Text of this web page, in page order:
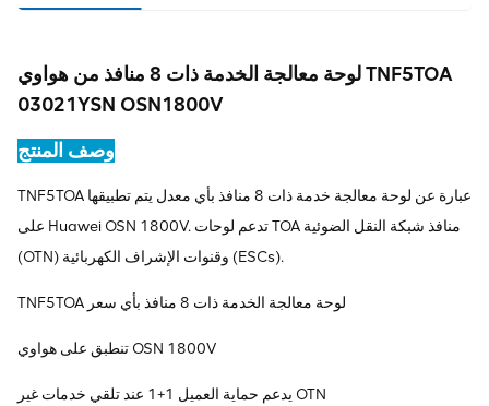
لوحة معالجة الخدمة ذات 8 منافذ من هواوي TNF5TOA
03021YSN OSN1800V
وصف المنتج
TNF5TOA عبارة عن لوحة معالجة خدمة ذات 8 منافذ بأي معدل يتم تطبيقها
على Huawei OSN 1800V. تدعم لوحات TOA منافذ شبكة النقل الضوئية
(OTN) وقنوات الإشراف الكهربائية (ESCs).
TNF5TOA لوحة معالجة الخدمة ذات 8 منافذ بأي سعر
تنطبق على هواوي OSN 1800V
يدعم حماية العميل 1+1 عند تلقي خدمات غير OTN